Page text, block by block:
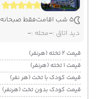
5 شب اقامت فقط صبحانه
دید اتاق :-محله :-
قیمت 2 تخته (هرنفر)
قیمت 1 تخته (هرنفر)
قیمت کودک با تخت (هر نفر)
قیمت کودک بدون تخت (هرنفر)